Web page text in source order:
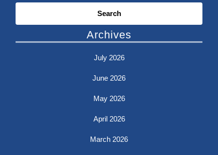
Search
Archives
July 2026
June 2026
May 2026
April 2026
March 2026